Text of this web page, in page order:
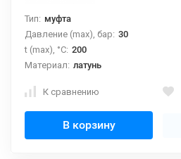
Тип: муфта
Давление (max), бар: 30
t (max), °С: 200
Материал: латунь
К сравнению
В корзину